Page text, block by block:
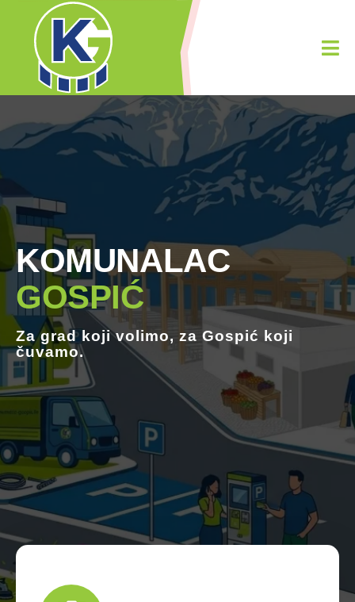
KOMUNALAC
GOSPIĆ
Za grad kojivolimo, za Gospić koji
čuvamo.